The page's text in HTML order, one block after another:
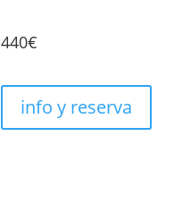
440€
info y reserva